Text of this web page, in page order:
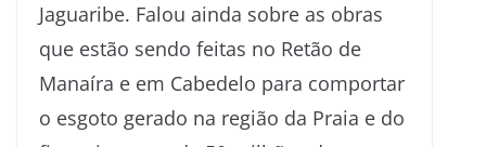
Jaguaribe. Falou ainda sobre as obras
que estão sendo feitas no Retão de
Manaíra e em Cabedelo para comportar
o esgoto gerado na região da Praia e do